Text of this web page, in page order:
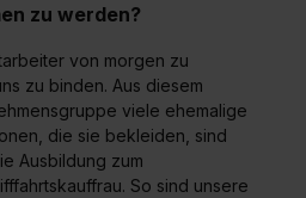
zu werden?
von morgen zu
zu binden. Aus diesem
viele ehemalige
die sie bekleiden, sind
Ausbildung zum
So sind unsere